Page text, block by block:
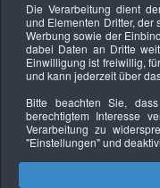
27. Juni
Keine
Freitag
28. Juni
Keine
Samstag
Sonntag
30. Juni
Keine
Die Verarbeitung dient
und Elementen Dritter, der
Werbung sowie der
dabei Daten an Dritte
Einwilligung ist freiwillig,
und kann jederzeit über
Bitte beachten Sie,
berechtigtem Interesse
Verarbeitung zu
"Einstellungen"und